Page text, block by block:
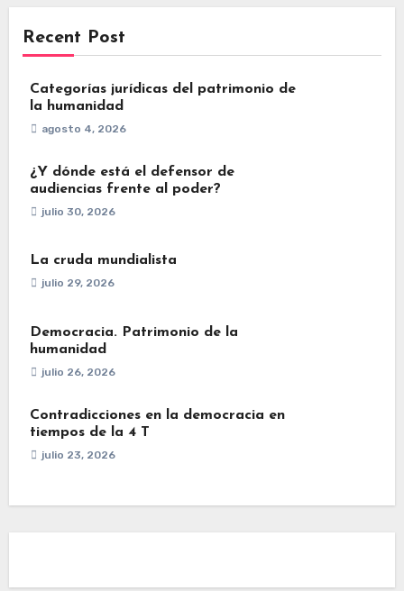
Recent Post
Categorías jurídicas del patrimonio de
la humanidad
agosto 4, 2026
¿Y dónde está el defensor de
audiencias frente al poder?
julio 30, 2026
La cruda mundialista
julio 29, 2026
Democracia. Patrimonio de la
humanidad
julio 26, 2026
Contradicciones en la democracia en
tiempos de la 4 T
julio 23, 2026